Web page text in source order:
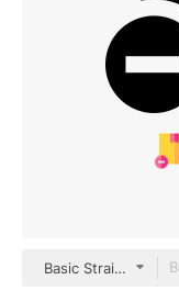
Basic Straight Filled